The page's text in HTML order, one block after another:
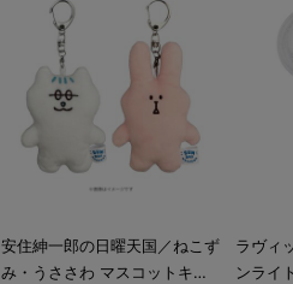
安住紳一郎の日曜天国／ねこず
み・うささわ マスコットキー
ラヴィ
ンライ